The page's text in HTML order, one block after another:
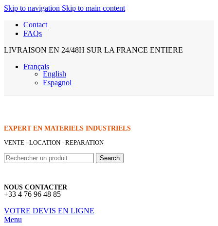
Skip to navigation Skip to main content
Contact
FAQs
LIVRAISON EN 24/48H SUR LA FRANCE ENTIERE
Français
English
Espagnol
EXPERT EN MATERIELS INDUSTRIELS
VENTE - LOCATION - REPARATION
Search
NOUS CONTACTER
+33 4 76 96 48 85
VOTRE DEVIS EN LIGNE
Menu